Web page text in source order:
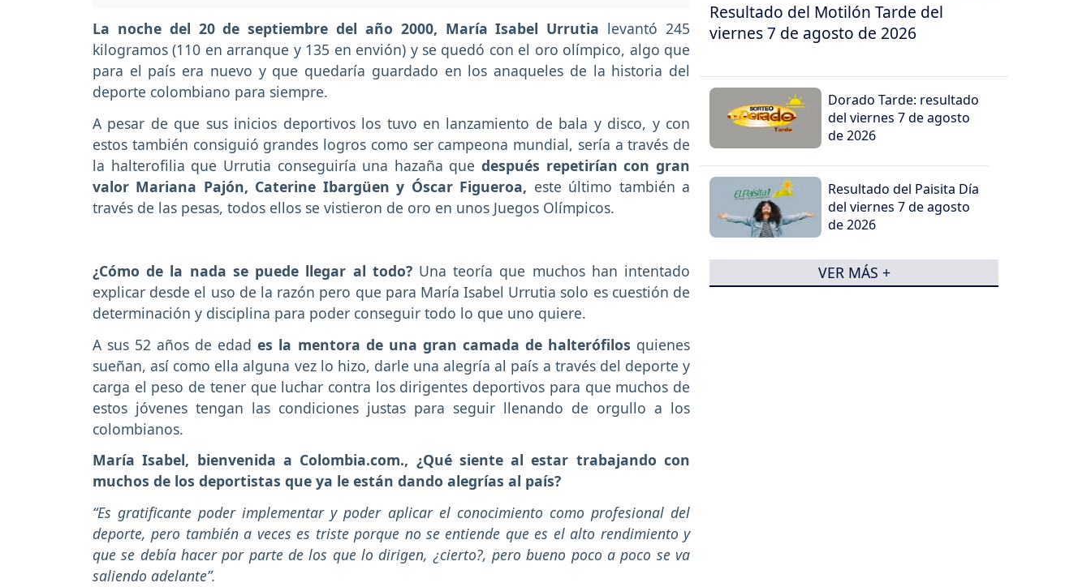
La noche del 20 de septiembre del año 2000, María Isabel Urrutia levantó 245
kilogramos (110 en arranque y 135 en envión) y se quedó con el oro olímpico, algo que
para el país era nuevo y que quedaría guardado en los anaqueles de la historia del
deporte colombiano para siempre.
A pesar de que sus inicios deportivos los tuvo en lanzamiento de bala y disco, y con
estos también consiguió grandes logros como ser campeona mundial, sería a través de
la halterofilia que Urrutia conseguiría una hazaña quedespués repetirían con gran
valor Mariana Pajón, Caterine Ibargüen y Óscar Figueroa, este último también a
través de las pesas, todos ellos se vistieron de oro en unos Juegos Olímpicos.
¿Cómo de la nada se puede llegar al todo? Una teoría que muchos han intentado
explicar desde el uso de la razón pero que para María Isabel Urrutia solo es cuestión de
determinación y disciplina para poder conseguir todo lo que uno quiere.
A sus 52 años de edades la mentora de una gran camada de halterófilos quienes
sueñan, así como ella alguna vez lo hizo, darle una alegría al país a través del deporte y
carga el peso de tener que luchar contra los dirigentes deportivos para que muchos de
estos jóvenes tengan las condiciones justas para seguir llenando de orgullo a los
colombianos.
María Isabel, bienvenida a Colombia.com., ¿Qué siente al estar trabajando con
muchos de los deportistas que ya le están dando alegrías al país?
“Es gratificante poder implementar y poder aplicar el conocimiento como profesional del
deporte, pero también a veces es triste porque no se entiende que es el alto rendimiento y
que se debía hacer por parte de los que lo dirigen, ¿cierto?, pero bueno poco a poco se va
saliendo adelante”.
Resultado del Motilón Tarde del
viernes 7 de agosto de 2026
Dorado Tarde: resultado
del viernes 7 de agosto
de 2026
Resultado del Paisita Día
del viernes 7 de agosto
de 2026
VER MÁS +